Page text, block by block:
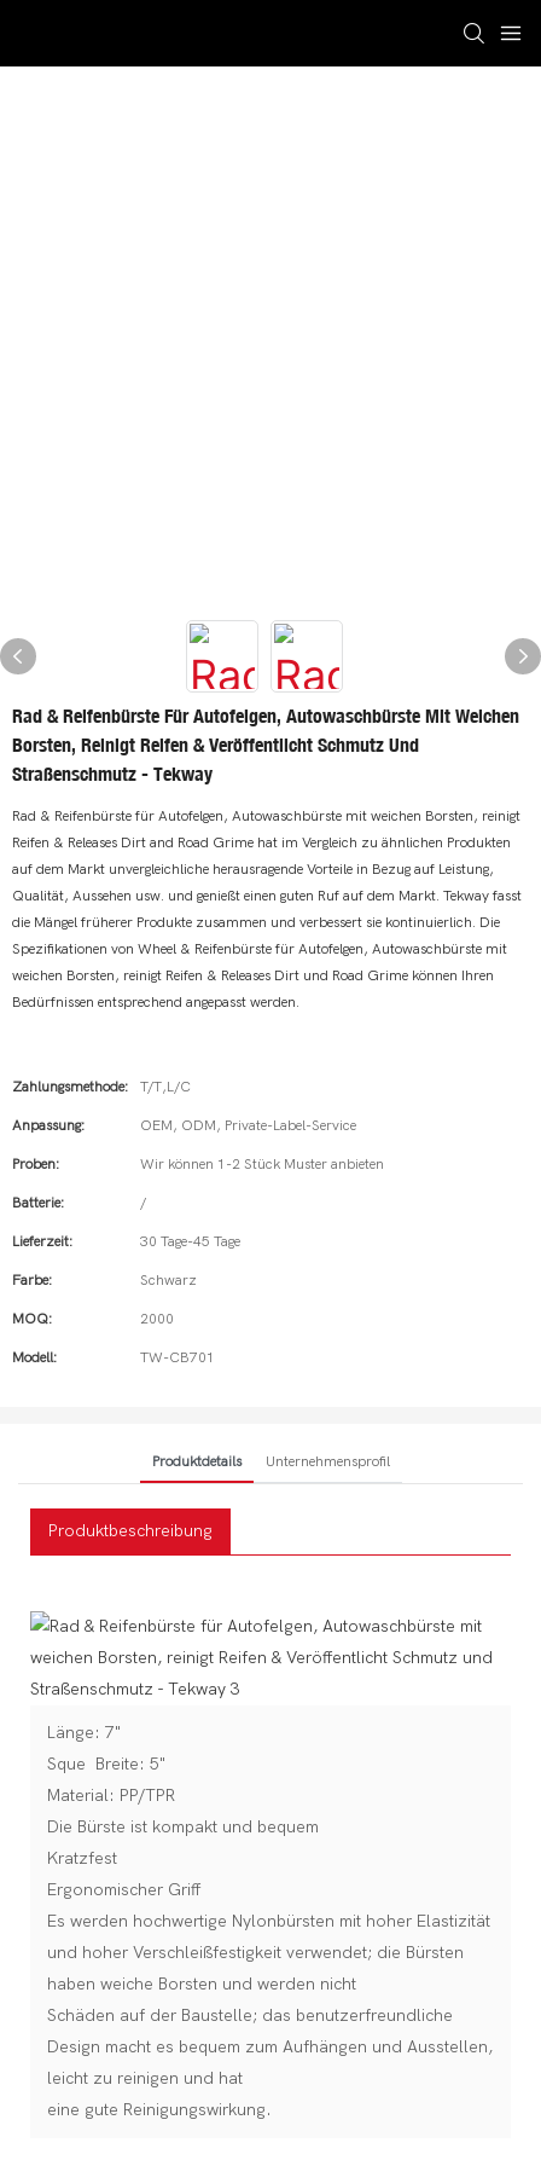
Rad & Reifenbürste Für Autofelgen, Autowaschbürste Mit Weichen
Borsten, Reinigt Reifen & Veröffentlicht Schmutz Und
Straßenschmutz - Tekway
Rad & Reifenbürste für Autofelgen, Autowaschbürste mit weichen Borsten, reinigt
Reifen & Releases Dirt and Road Grime hat im Vergleich zu ähnlichen Produkten
auf dem Markt unvergleichliche herausragende Vorteile in Bezug auf Leistung,
Qualität, Aussehen usw. und genießt einen guten Ruf auf dem Markt. Tekway fasst
die Mängel früherer Produkte zusammen und verbessert sie kontinuierlich. Die
Spezifikationen von Wheel & Reifenbürste für Autofelgen, Autowaschbürste mit
weichen Borsten, reinigt Reifen & Releases Dirt und Road Grime können Ihren
Bedürfnissen entsprechend angepasst werden.
Zahlungsmethode: T/T,L/C
Anpassung: OEM, ODM, Private-Label-Service
Proben: Wir können 1-2 Stück Muster anbieten
Batterie: /
Lieferzeit: 30 Tage-45 Tage
Farbe: Schwarz
MOQ: 2000
Modell: TW-CB701
Produktdetails Unternehmensprofil
Produktbeschreibung
Länge: 7"
Sque Breite: 5"
Material: PP/TPR
Die Bürste ist kompakt und bequem
Kratzfest
Ergonomischer Griff
Es werden hochwertige Nylonbürsten mit hoher Elastizität
und hoher Verschleißfestigkeit verwendet; die Bürsten
haben weiche Borsten und werden nicht
Schäden auf der Baustelle; das benutzerfreundliche
Design macht es bequem zum Aufhängen und Ausstellen,
leicht zu reinigen und hat
eine gute Reinigungswirkung.